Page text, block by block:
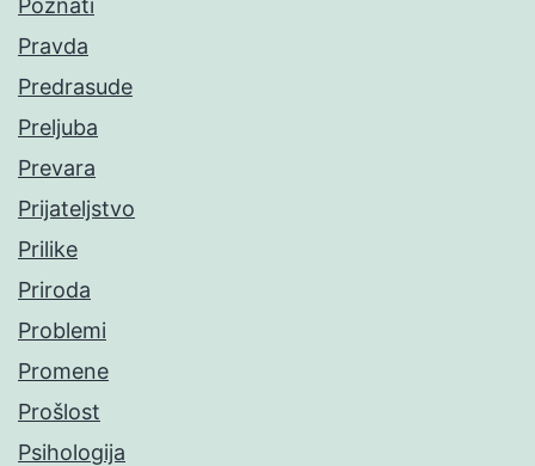
Poznati
Pravda
Predrasude
Preljuba
Prevara
Prijateljstvo
Prilike
Priroda
Problemi
Promene
Prošlost
Psihologija